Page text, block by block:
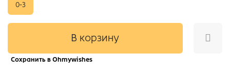
В корзину
Сохранить в Ohmywishes
0-3